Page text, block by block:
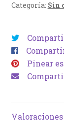
Categoría: Sin
Pinear
Valoraciones